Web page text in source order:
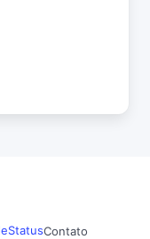
StatusContato